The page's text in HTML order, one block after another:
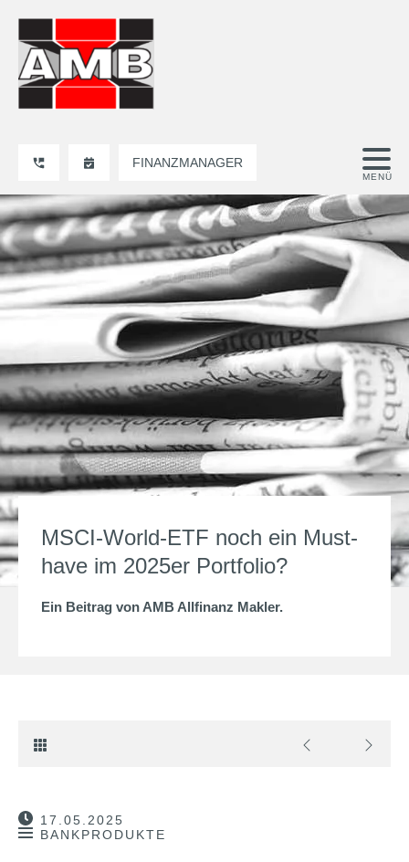
FINANZMANAGER
MSCI-World-ETF noch ein Must-
have im 2025er Portfolio?
Ein Beitrag von AMB Allfinanz Makler.
17.05.2025
BANKPRODUKTE